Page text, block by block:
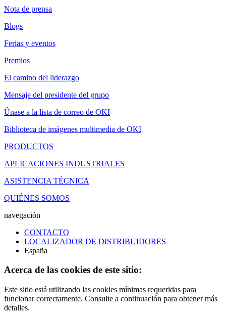
Nota de prensa
Blogs
Ferias y eventos
Premios
El camino del liderazgo
Mensaje del presidente del grupo
Únase a la lista de correo de OKI
Biblioteca de imágenes multimedia de OKI
PRODUCTOS
APLICACIONES INDUSTRIALES
ASISTENCIA TÉCNICA
QUIÉNES SOMOS
navegación
CONTACTO
LOCALIZADOR DE DISTRIBUIDORES
España
Acerca de las cookies de este sitio:
Este sitio está utilizando las cookies mínimas requeridas para
funcionar correctamente. Consulte a continuación para obtener más
detalles.